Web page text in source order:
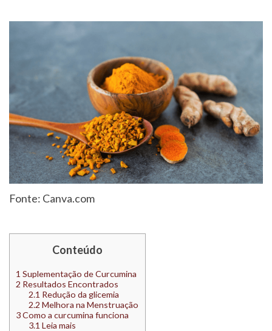
Fonte: Canva.com
Conteúdo
1 Suplementação de Curcumina
2 Resultados Encontrados
2.1 Redução da glicemia
2.2 Melhora na Menstruação
3Como a curcumina funciona
3.1 Leia mais